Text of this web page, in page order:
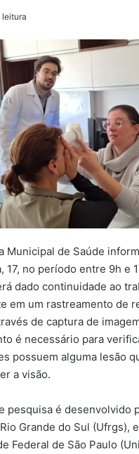
leitura
Municipal de Saúde
17, no período entre 9h e
dado continuidade ao
em um rastreamento de
de captura de
é necessário para
possuem alguma lesão
a visão.
pesquisa é desenvolvido
Grande do Sul (Ufrgs),
Federal de São Paulo